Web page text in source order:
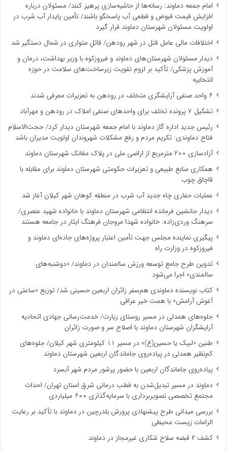
امام جمعه دماوند: رسانه‌ها از حاشیه‌سازی پرهیز کنند/ مسئولان درباره
افزایش قیمت قبوض و قطعی آب پاسخگو باشند/ تأمین پایدار آب شرب در
اولویت مسئولان شهرستان دماوند قرار گیرد
اختلافات مالی عامل قتل در شهر رودهن/ قاتلِ متواری در شمال دستگیر شد
دیدار مسئولان شهرستان‌های دماوند و فیروزکوه با وزیر بهداشت، درمان و
آموزش پزشکی/ تأکید بر لزوم تقویت زیرساخت‌های سلامت در حوزه
انتخابیه
۶ واحد صنفی آرایشگری متخلف در رودهن به تعزیرات معرفی شدند
تشکیل ۷ پرونده تخلف برای واحدهای صنفی املاک در رودهن و مهرآباد
رئیس جدید اداره گاز دماوند با امام جمعه شهرستان دیدار کرد/ حجت‌الاسلام
فتاح دماوندی: تکریم مردم و رفع مشکلات شهروندان اولویت مدیران باشد
آزادسازی ۲۰۰ مترمربع از اراضی ملی در پلاک مغانک شهرستان دماوند
همکاری منابع طبیعی و تعزیرات حکومتی شهرستان دماوند برای مقابله با
قاچاق چوب
عملیات حفاری چاه جدید آب شرب در منطقه کوهان شهر کیلان آغاز شد
دیدار جانشین فرمانده انتظامی شهرستان دماوند با خانواده شهید عنصری/
سرهنگ وردی‌زاده: خانواده شهدا مروجان فرهنگ ایثار در جامعه هستند
پیگیری نماینده مجلس جهت تأمین اعتبار پروژه‌های جاده‌ای دماوند و
فیروزکوه در وزارت راه
تدوین طرح جامع توسعه ورزش سالمندان در دماوند/ «دوشنبه‌های
سالمندی» اجرا می‌شود
کتاب نویسنده دماوندی هم‌سفر زائران اربعین حسینی شد/ توزیع «ساعتی در
آغوش آرامش» با همت خیر عراقی
جلوه‌های همدلی در مسیر روستای زیارت/ خدمت‌رسانی جهادی اتحادیه
آرایشگران شهرستان دماوند با اصلاح سر و صورت زائران
طنین «لبیک یا حسین(ع)» در مسیر ۱۱ کیلومتری شهر کیلان/ جلوه‌های
کم‌نظیر همدلی در پیاده‌روی جاماندگان اربعین شهرستان دماوند
پیاده‌روی جاماندگان اربعین با حضور پرشور مردم شهر آبسرد
دماوند در مسیر تبدیل‌شدن به قطب درمانی شرق استان تهران/ احداث
مجتمع تخصصی تصویربرداری با سرمایه‌گذاری ۶۰۰ میلیاردی
بررسی میدانی طرح پیشنهادی پرورش بلدرچین در دماوند با تأکید بر رعایت
الزامات زیست ‌محیطی
کشف ۲ قبضه سلاح شکاری غیرمجاز در دماوند